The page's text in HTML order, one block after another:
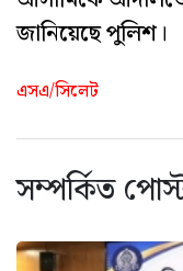
জানিয়েছে পুলিশ।
এসএ/সিলেট
সম্পর্কিত